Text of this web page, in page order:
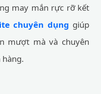
may mắn rực rỡ kết
chuyên dụng giúp
mượt mà và chuyên